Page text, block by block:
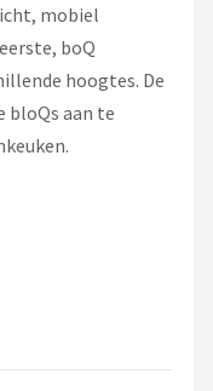
mobiel
boQ
hoogtes. De
bloQs aan te